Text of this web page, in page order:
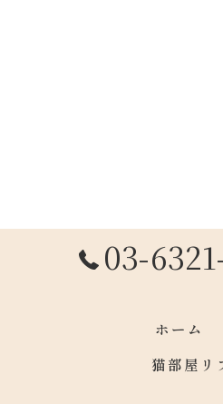
03-
ホーム
猫部屋リ